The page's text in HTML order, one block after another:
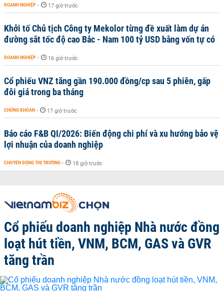
DOANH NGHIỆP - 17 giờ trước
Khởi tố Chủ tịch Công ty Mekolor từng đề xuất làm dự án
đường sắt tốc độ cao Bắc - Nam 100 tỷ USD bằng vốn tự có
DOANH NGHIỆP - 16 giờ trước
Cổ phiếu VNZ tăng gần 190.000 đồng/cp sau 5 phiên, gấp
đôi giá trong ba tháng
CHỨNG KHOÁN - 17 giờ trước
Báo cáo F&B QI/2026: Biến động chi phí và xu hướng bảo vệ
lợi nhuận của doanh nghiệp
CHUYỂN ĐỘNG THỊ TRƯỜNG - 18 giờ trước
Cổ phiếu doanh nghiệp Nhà nước đồng
loạt hút tiền, VNM, BCM, GAS và GVR
tăng trần